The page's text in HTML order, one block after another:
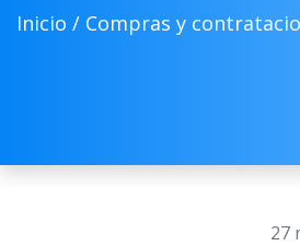
Inicio / Compras y
27